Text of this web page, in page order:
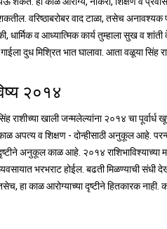
वरिष्ठाबरोबर वाद टाळा, तसेच अनावश्यक
धार्मिक व आध्यात्मिक कार्य तुम्हाला सुख व
दुध मिश्रित भात घालावा. आता वळूया सिंह
२०१४
राशीच्या खाली जन्मलेल्यांना २०१४ चा
अपत्य व शिक्षण - दोन्हीसाठी अनुकूल आहे.
अनुकूल काळ आहे. २०१४ राशिभाविश्याच्या
भरभराट होईल. बढती मिळण्याची संधी
हा काळ आरोग्याच्या दृष्टीने हितकारक नाही.